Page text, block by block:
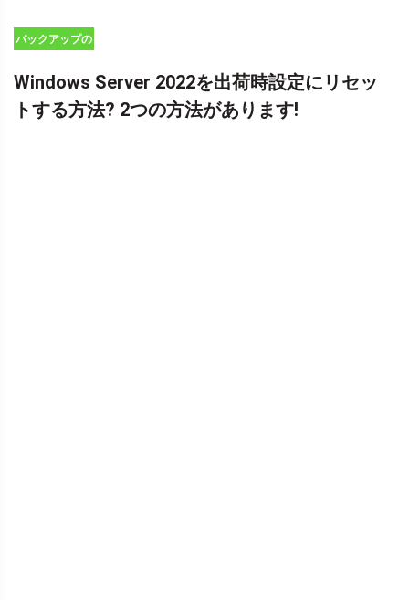
バックアップの
Windows Server 2022を出荷時設定にリセッ
トする方法? 2つの方法があります!